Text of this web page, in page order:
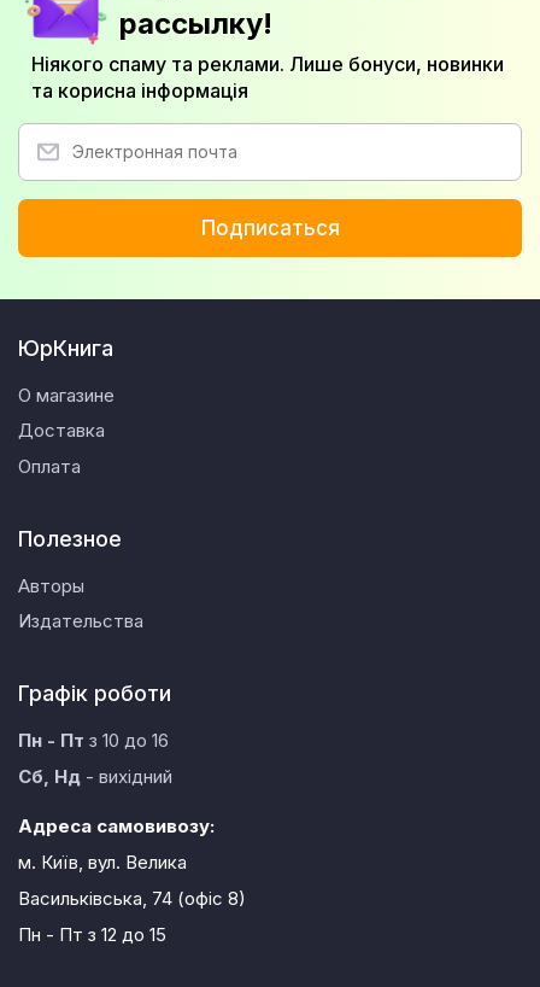
рассылку!
Ніякого спаму та реклами. Лише бонуси, новинки
та корисна інформація
Подписаться
ЮрКнига
О магазине
Доставка
Оплата
Полезное
Авторы
Издательства
Графік роботи
Пн - Пт з 10 до 16
Сб, Нд - вихідний
Адреса самовивозу:
м. Київ, вул. Велика
Васильківська, 74 (офіс 8)
Пн - Пт з 12 до 15